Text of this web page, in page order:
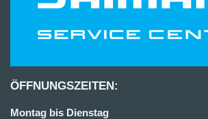
ÖFFNUNGSZEITEN:
Montag bis Dienstag